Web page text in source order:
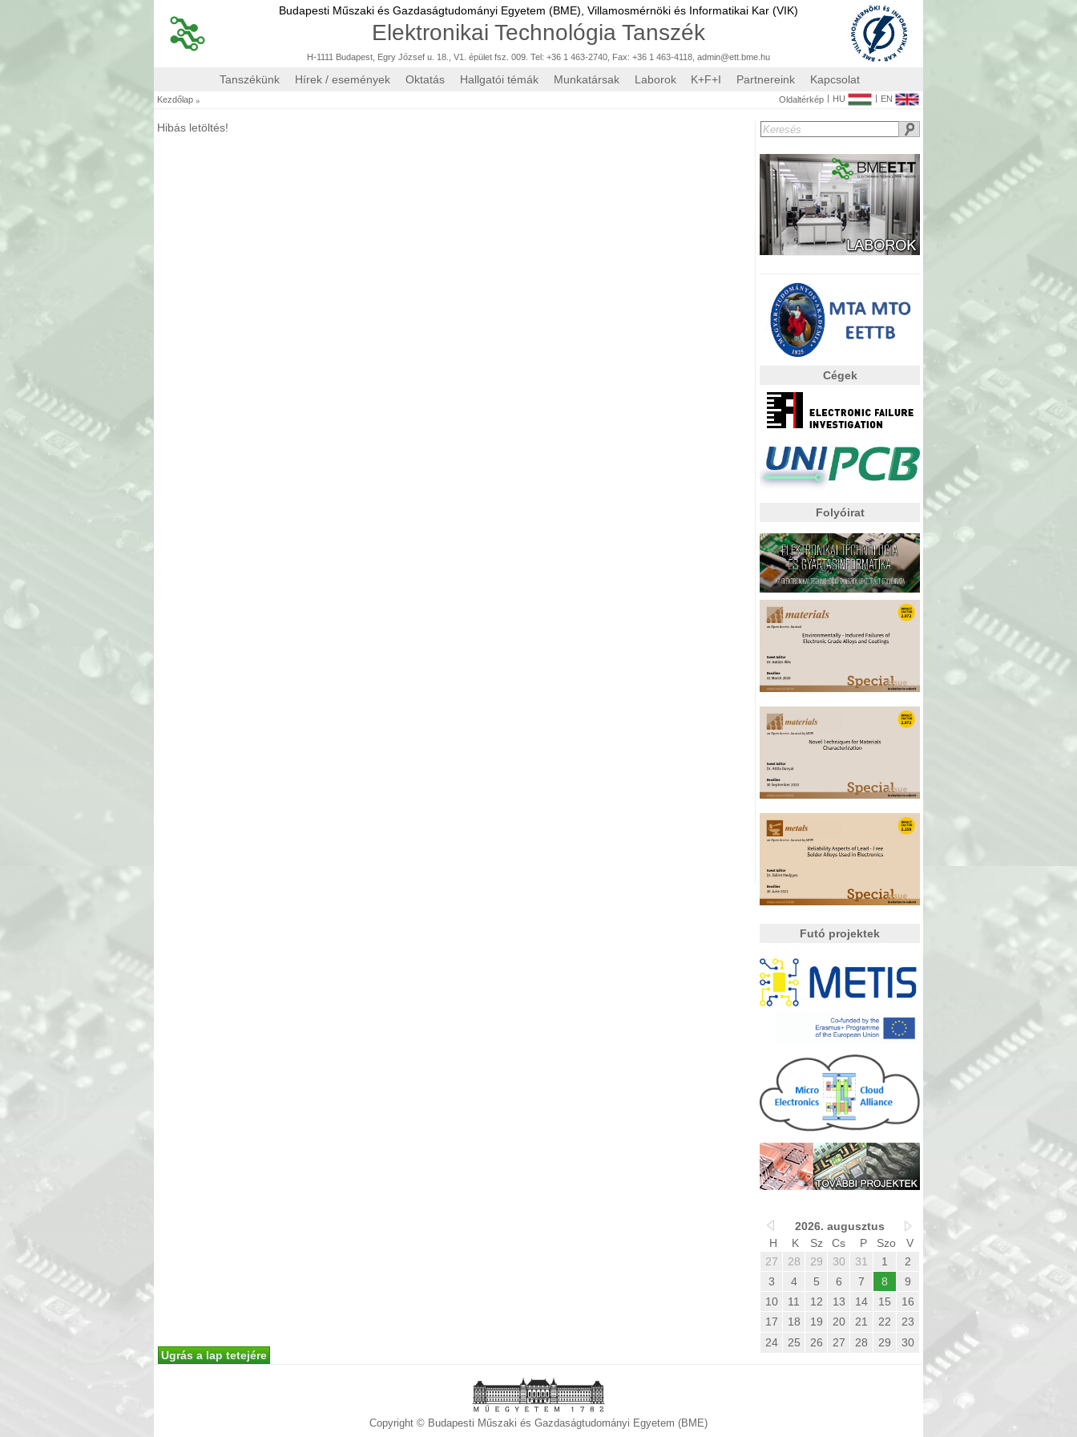
Budapesti Műszaki és Gazdaságtudományi Egyetem (BME), Villamosmérnöki és Informatikai Kar (VIK)
Elektronikai Technológia Tanszék
H-1111 Budapest, Egry József u. 18., V1. épület fsz. 009. Tel: +36 1 463-2740, Fax: +36 1 463-4118 admin@ett.bme.hu
Tanszékünk Hírek / események Oktatás Hallgatói témák Munkatársak Laborok K+F+I Partnereink Kapcsolat
Kezdőlap » Oldaltérkép | HU | EN
Hibás letöltés!
Cégek
Folyóirat
Futó projektek
2026. augusztus
H
K Sz Cs P Szo
V
27
28 29 30 31 1
2
3
4 5 6 7 8
9
10
11 12 13 14 15
16
17
18 19 20 21 22
23
24
25 26 27 28 29 30
Copyright © Budapesti Műszaki és Gazdaságtudományi Egyetem (BME)
Ugrás a lap tetejére